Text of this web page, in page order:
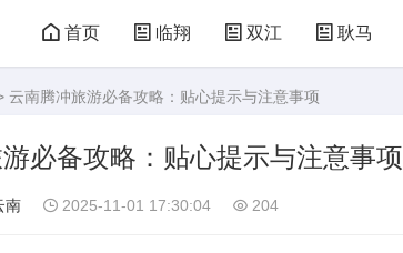
首页 临翔 双江 耿马
云南腾冲旅游必备攻略：贴心提示与注意事项
必备攻略：贴心提示与注意事项
南 2025-11-01 17:30:04 204